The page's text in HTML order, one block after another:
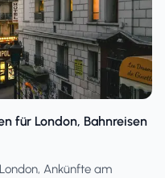
für London, Bahnreisen
Ankünfte am